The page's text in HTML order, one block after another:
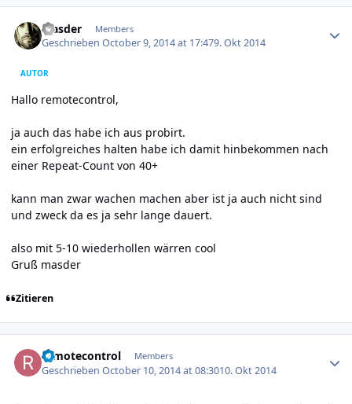
Masder Members
GeschriebenOctober 9, 2014 at 17:479. Okt 2014
AUTOR
Hallo remotecontrol,
ja auch das habe ich aus probirt.
ein erfolgreiches halten habe ich damit hinbekommen nach
einer Repeat-Count von 40+
kann man zwar wachen machen aber ist ja auch nicht sind
und zweck da es ja sehr lange dauert.
also mit 5-10 wiederhollen wärren cool
Gruß masder
Zitieren
remotecontrol Members
GeschriebenOctober 10, 2014 at 08:3010. Okt 2014